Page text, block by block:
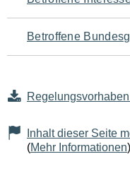
Betroffene
Inhalt dieser Seite
(Mehr Informationen)